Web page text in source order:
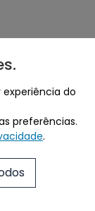
.
do
preferências.
.